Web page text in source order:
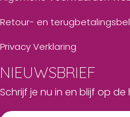
Retour- en
Privacy Verklaring
NIEUWSBRIEF
Schrijf je nu in en blijf op